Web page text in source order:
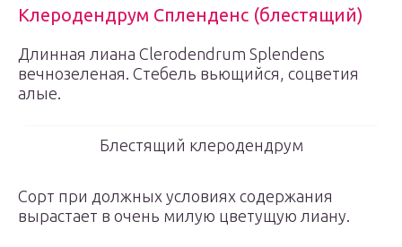
Клеродендрум Спленденс (блестящий)
Длинная лиана Clerodendrum Splendens
вечнозеленая. Стебель вьющийся, соцветия
алые.
Блестящий клеродендрум
Сорт при должных условиях содержания
вырастает в очень милую цветущую лиану.